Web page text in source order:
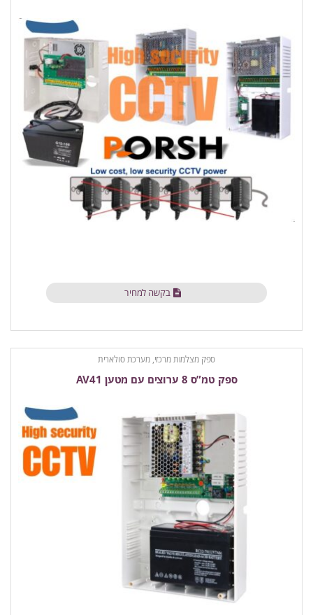
בקשה למחיר
ספק מצלמות מרכזי, מערכת סולארית
ספק טמ”ס 8 ערוצים עם מטען AV41